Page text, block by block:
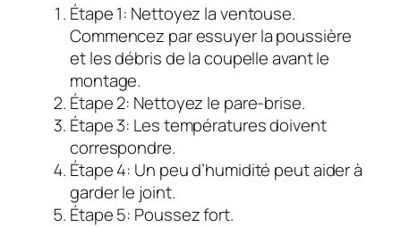
Étape 1: Nettoyez la ventouse.
Commencez par essuyer la poussière
et les débris de la coupelle avant le
montage.
Étape 2: Nettoyez le pare-brise.
Étape 3: Les températures doivent
correspondre.
Étape 4: Un peu d’humidité peut aider à
garder le joint.
Étape 5: Poussez fort.